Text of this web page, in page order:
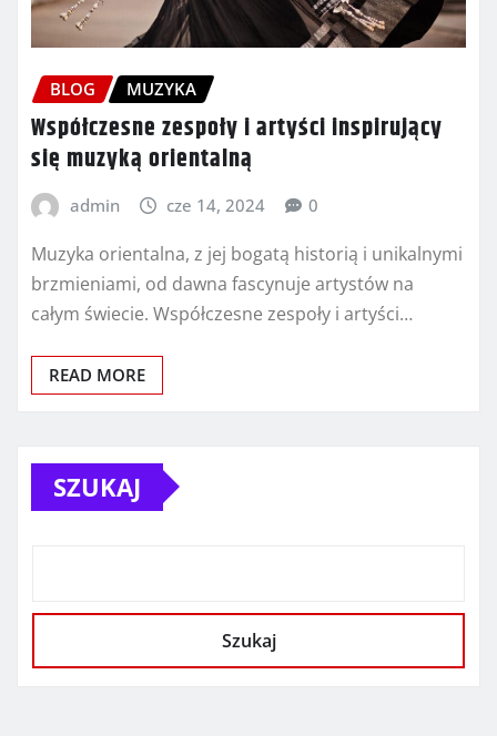
BLOG MUZYKA
Współczesne zespoły i artyści inspirujący
się muzyką orientalną
admin cze 14, 2024 0
Muzyka orientalna, z jej bogatą historią i unikalnymi
brzmieniami, od dawna fascynuje artystów na
całym świecie. Współczesne zespoły i artyści…
READ MORE
SZUKAJ
Szukaj